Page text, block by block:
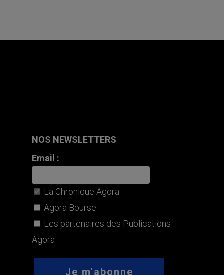
NOS NEWSLETTERS
Email :
La Chronique Agora
Agora Bourse
Les partenaires des Publications
Agora